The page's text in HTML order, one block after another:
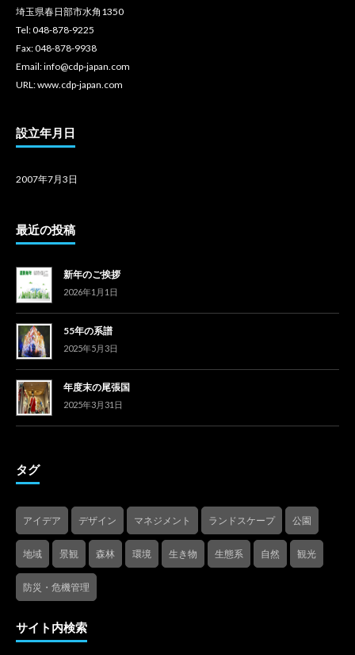
埼玉県春日部市水角1350
Tel: 048-878-9225
Fax: 048-878-9938
Email: info@cdp-japan.com
URL: www.cdp-japan.com
設立年月日
2007年7月3日
最近の投稿
新年のご挨拶
2026年1月1日
55年の系譜
2025年5月3日
年度末の尾張国
2025年3月31日
タグ
アイデア デザイン マネジメント ランドスケープ 公園
地域 景観 森林 環境 生き物 生態系 自然 観光
防災・危機管理
サイト内検索